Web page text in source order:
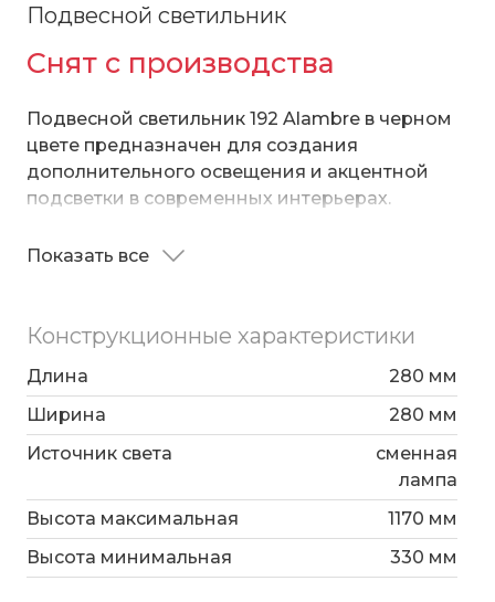
Подвесной светильник
Снят с производства
Подвесной светильник 192 Alambre в черном
цвете предназначен для создания
дополнительного освещения и акцентной
подсветки в современных интерьерах.
создаст качественное освещение на площади
Однорожковый светильник с двойным
высоты подвеса, позволяющей размещать
изделие на разных уровнях, уменьшая или
увеличивая угол рассеивания светового
потока. Подвесной светильник легко
устанавливается на любых потолках при
Показать все
Конструкционные характеристики
Длина
280 мм
Ширина
280 мм
Источник света
сменная
лампа
Высота максимальная
1170 мм
Высота минимальная
330 мм